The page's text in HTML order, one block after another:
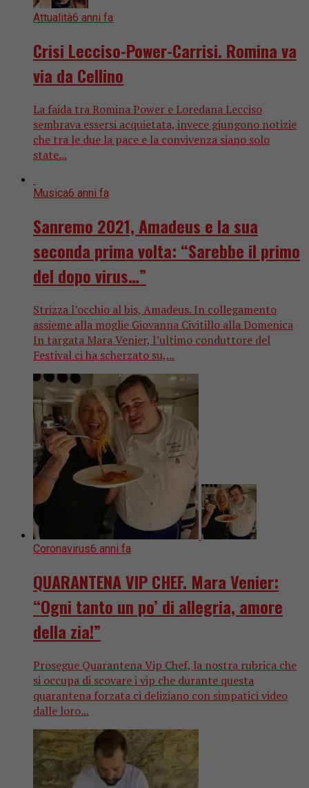
Attualità6 anni fa
Crisi Lecciso-Power-Carrisi. Romina va
via da Cellino
La faida tra Romina Power e Loredana Lecciso
sembrava essersi acquietata, invece giungono notizie
che tra le due la pace e la convivenza siano solo
state...
Musica6 anni fa
Sanremo 2021, Amadeus e la sua
seconda prima volta: “Sarebbe il primo
del dopo virus…”
Strizza l’occhio al bis, Amadeus. In collegamento
assieme alla moglie Giovanna Civitillo alla Domenica
In targata Mara Venier, l’ultimo conduttore del
Festival ci ha scherzato su,...
Coronavirus6 anni fa
QUARANTENA VIP CHEF. Mara Venier:
“Ogni tanto un po’ di allegria, amore
della zia!”
Prosegue Quarantena Vip Chef, la nostra rubrica che
si occupa di scovare i vip che durante questa
quarantena forzata ci deliziano con simpatici video
dalle loro...